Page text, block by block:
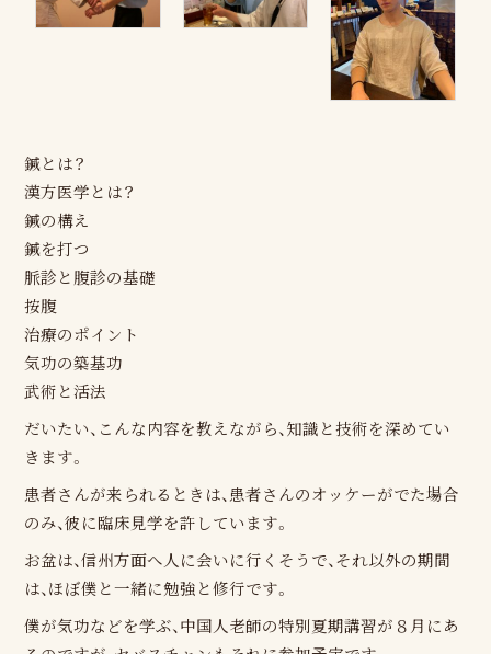
鍼とは？
漢方医学とは？
鍼の構え
鍼を打つ
脈診と腹診の基礎
按腹
治療のポイント
気功の築基功
武術と活法
だいたい、こんな内容を教えながら、知識と技術を深めてい
きます。
患者さんが来られるときは、患者さんのオッケーがでた場合
のみ、彼に臨床見学を許しています。
お盆は、信州方面へ人に会いに行くそうで、それ以外の期間
は、ほぼ僕と一緒に勉強と修行です。
僕が気功などを学ぶ、中国人老師の特別夏期講習が８月にあ